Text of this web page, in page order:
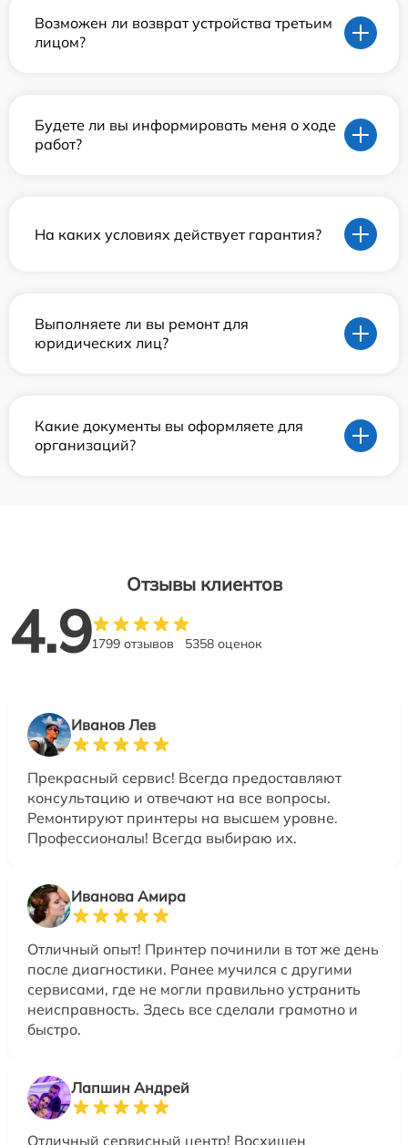
Возможен ли возврат устройства третьим
лицом?
Будете ли вы информировать меня о ходе
работ?
На каких условиях действует гарантия?
Выполняете ли вы ремонт для
юридических лиц?
Какие документы вы оформляете для
организаций?
Отзывы клиентов
4.91799 отзывов 5358 оценок
Иванов Лев
Прекрасный сервис! Всегда предоставляют
консультацию и отвечают на все вопросы.
Ремонтируют принтеры на высшем уровне.
Профессионалы! Всегда выбираю их.
Иванова Амира
Отличный опыт! Принтер починили в тот же день
после диагностики. Ранее мучился с другими
сервисами, где не могли правильно устранить
неисправность. Здесь все сделали грамотно и
быстро.
Лапшин Андрей
Отличный сервисный центр! Восхищен